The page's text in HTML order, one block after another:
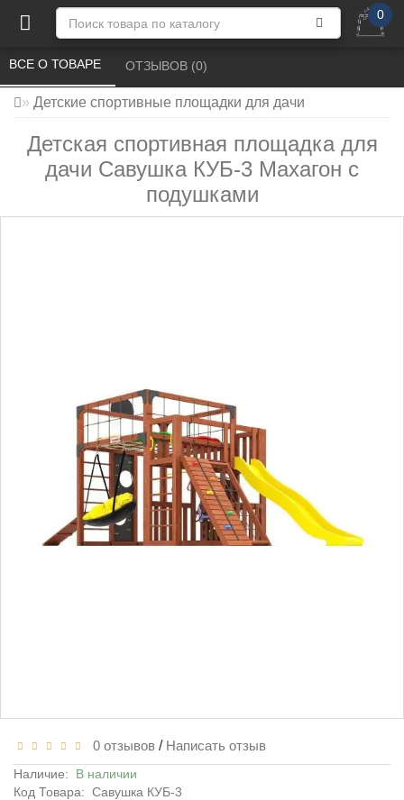
0
Детские спортивные площадки для дачи
Детская спортивная площадка для
дачи Савушка КУБ-3 Махагон с
подушками
ВСЕ О ТОВАРЕ ОТЗЫВОВ (0)
0 отзывов / Написать отзыв
Наличие: В наличии
Код Товара: Савушка КУБ-3